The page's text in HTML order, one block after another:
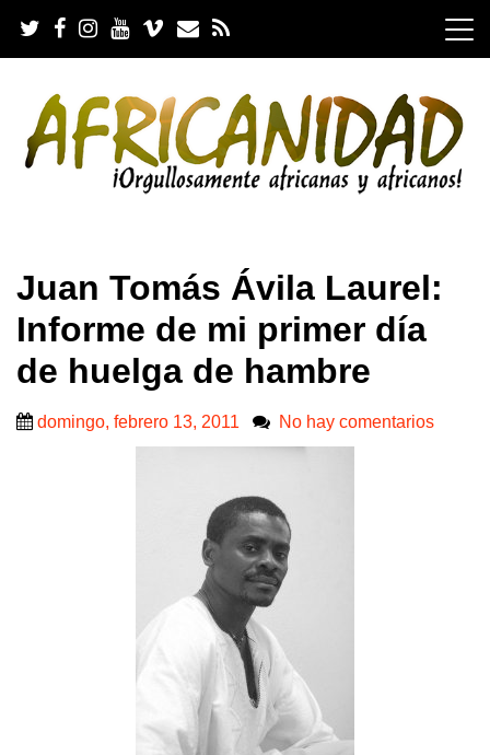
i
Juan Tomás Ávila Laurel:
Informe de mi primer día
de huelga de hambre
domingo, febrero 13, 2011 No hay comentarios